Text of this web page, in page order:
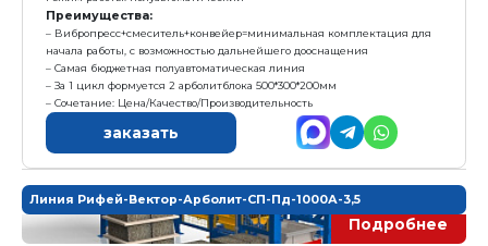
Арболитблок
500х300х200 мм
140 шт/ч
1. Вибропресс Рифей Вектор-Арболит
2. Пульт управления
3. Маслостанция